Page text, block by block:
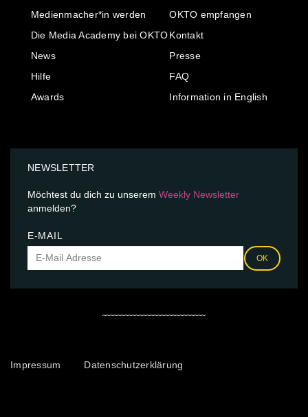
Medienmacher*in werden
Die Media Academy bei OKTO
News
Hilfe
Awards
OKTO empfangen
Kontakt
Presse
FAQ
Information in English
NEWSLETTER
Möchtest du dich zu unserem Weekly Newsletter
anmelden?
E-MAIL
OK
Impressum Datenschutzerklärung